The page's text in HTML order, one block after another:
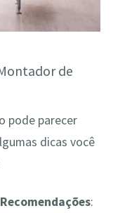
de
pode parecer
dicas você
: